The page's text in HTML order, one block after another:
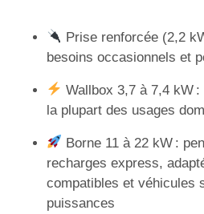
Prise renforcée (2,2
besoins occasionnels et
Wallbox 3,7 à 7,4 kW
la plupart des usages
Borne 11 à 22 kW :
recharges express,
compatibles et véhicules
puissances